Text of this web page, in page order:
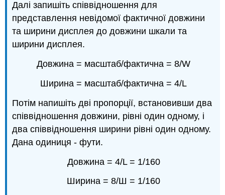
Далі запишіть співвідношення для
представлення невідомої фактичної довжини
та ширини дисплея до довжини шкали та
ширини дисплея.
Довжина = масштаб/фактична = 8/W
Ширина = масштаб/фактична = 4/L
Потім напишіть дві пропорції, встановивши два
співвідношення довжини, рівні один одному, і
два співвідношення ширини рівні один одному.
Дана одиниця - фути.
Довжина = 4/L = 1/160
Ширина = 8/Ш = 1/160